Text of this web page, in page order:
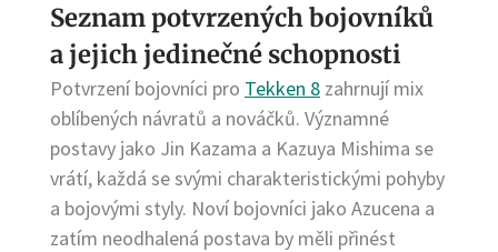
Seznam potvrzených bojovníků
a jejich jedinečné schopnosti
Potvrzení bojovníci pro Tekken 8 zahrnují mix
oblíbených návratů a nováčků. Významné
postavy jako Jin Kazama a Kazuya Mishima se
vrátí, každá se svými charakteristickými pohyby
a bojovými styly. Noví bojovníci jako Azucena a
zatím neodhalená postava by měli přinést